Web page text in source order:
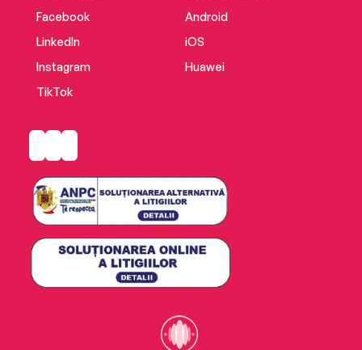
Facebook
LinkedIn
Instagram
TikTok
Android
iOS
Huawei